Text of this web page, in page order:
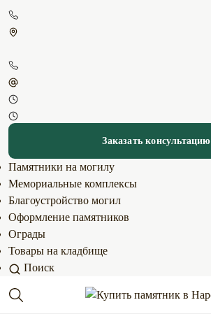
Заказать консультацию
Памятники на могилу
Мемориальные комплексы
Благоустройство могил
Оформление памятников
Ограды
Товары на кладбище
Поиск